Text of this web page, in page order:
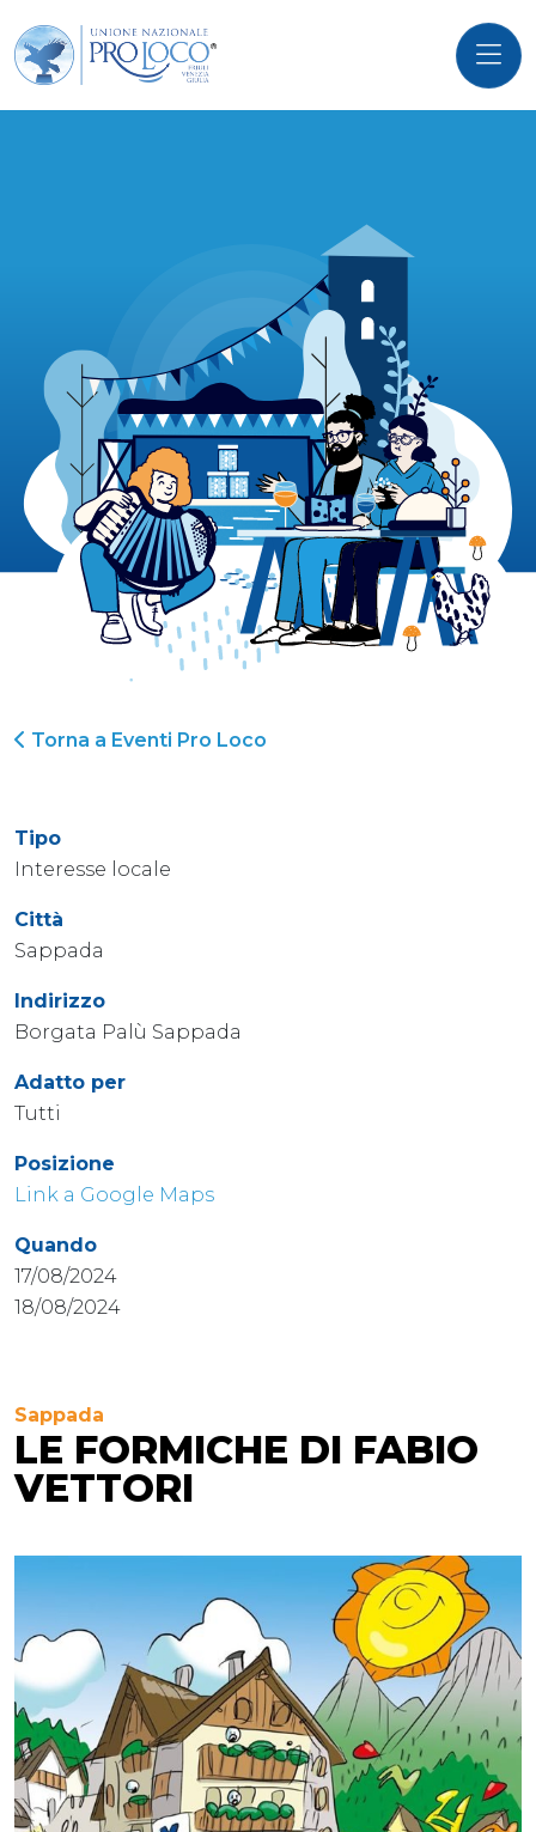
Torna a Eventi Pro Loco
Tipo
Interesse locale
Città
Sappada
Indirizzo
Borgata Palù Sappada
Adatto per
Tutti
Posizione
Link a Google Maps
Quando
17/08/2024
18/08/2024
Sappada
LE FORMICHE DI FABIO
VETTORI